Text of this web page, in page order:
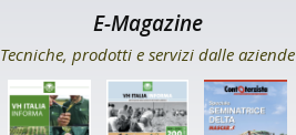
E-Magazine
Tecniche, prodotti e servizi dalle aziende